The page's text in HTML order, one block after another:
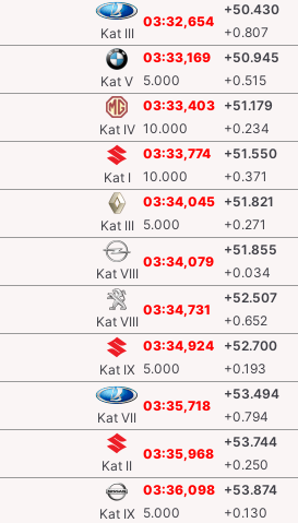
Kat III
03:32,654
+50.430
+0.807
Kat V
03:33,169
5.000
+50.945
+0.515
Kat IV
03:33,403
10.000
+51.179
+0.234
Kat I
03:33,774
10.000
+51.550
+0.371
Kat III
03:34,045
5.000
+51.821
+0.271
Kat VIII
03:34,079
+51.855
+0.034
Kat VIII
03:34,731
+52.507
+0.652
Kat IX
03:34,924
5.000
+52.700
+0.193
Kat VII
03:35,718
+53.494
+0.794
Kat II
03:35,968
+53.744
+0.250
Kat IX
03:36,098
5.000
+53.874
+0.130